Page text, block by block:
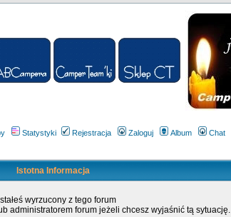
Statystyki Rejestracja Zaloguj Album Chat
Istotna Informacja
wyrzucony z tego forum
administratorem forum jeżeli chcesz wyjaśnić tą sytuację.